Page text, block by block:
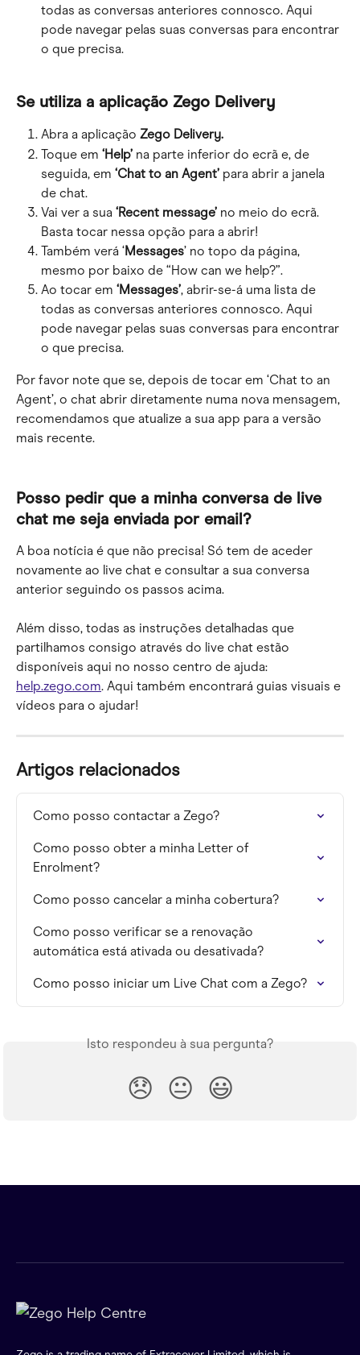
todas as conversas anteriores connosco. Aqui
pode navegar pelas suas conversas para encontrar
o que precisa.
Se utiliza a aplicação Zego Delivery
Abra a aplicação Zego Delivery.
Toque em ‘Help’ na parte inferior do ecrã e, de
seguida, em ‘Chat to an Agent’ para abrir a janela
de chat.
Vai ver a sua ‘Recent message’ no meio do ecrã.
Basta tocar nessa opção para a abrir!
Também verá ‘Messages’ no topo da página,
mesmo por baixo de “How can we help?”.
Ao tocar em ‘Messages’, abrir-se-á uma lista de
todas as conversas anteriores connosco. Aqui
pode navegar pelas suas conversas para encontrar
o que precisa.
Por favor note que se, depois de tocar em ‘Chat to an
Agent’, o chat abrir diretamente numa nova mensagem,
recomendamos que atualize a sua app para a versão
mais recente.
Posso pedir que a minha conversa de live
chat me seja enviada por email?
A boa notícia é que não precisa! Só tem de aceder
novamente ao live chat e consultar a sua conversa
anterior seguindo os passos acima.
Além disso, todas as instruções detalhadas que
partilhamos consigo através do live chat estão
disponíveis aqui no nosso centro de ajuda:
help.zego.com. Aqui também encontrará guias visuais e
vídeos para o ajudar!
Artigos relacionados
Como posso contactar a Zego?
Como posso obter a minha Letter of
Enrolment?
Como posso cancelar a minha cobertura?
Como posso verificar se a renovação
automática está ativada ou desativada?
Como posso iniciar um Live Chat com a Zego?
Isto respondeu à sua pergunta?
😞 😐 😃